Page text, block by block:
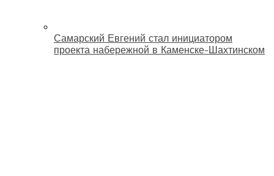
Самарский Евгений стал инициатором
проекта набережной в Каменске-Шахтинском